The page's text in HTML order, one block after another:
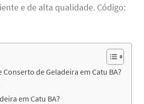
e de alta qualidade. Código:
de Geladeira em Catu BA?
em Catu BA?